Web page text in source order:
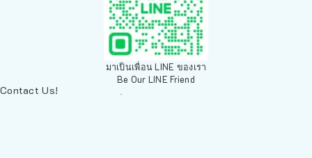
มาเป็นเพื่อน LINE ของเรา
Be Our LINE Friend
Contact Us!